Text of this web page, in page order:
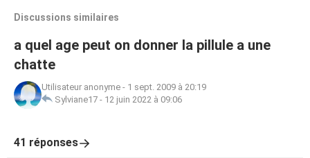
Discussions similaires
a quel age peut on donner la pillule a une
chatte
Utilisateur anonyme - 1 sept. 2009 à 20:19
Sylviane17 - 12 juin 2022 à 09:06
41 réponses